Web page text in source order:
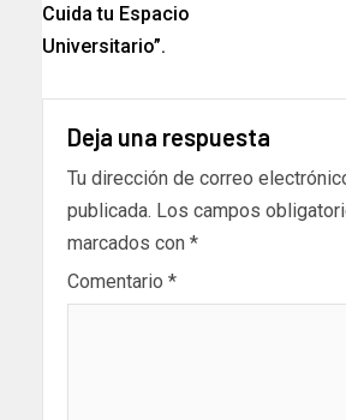
Cuida tu Espacio
Universitario”.
Deja una respuesta
Tu dirección de correo
publicada. Los campos
marcados con *
Comentario *